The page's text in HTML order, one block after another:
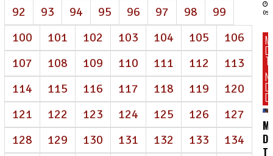
92
93 94 95 96 97 98
99
100
101 102 103 104 105
106
107
108 109 110 111 112
113
114
115 116 117 118 119
120
121
122 123 124 125 126
127
128
129 130 131 132 133
134
05/
DE